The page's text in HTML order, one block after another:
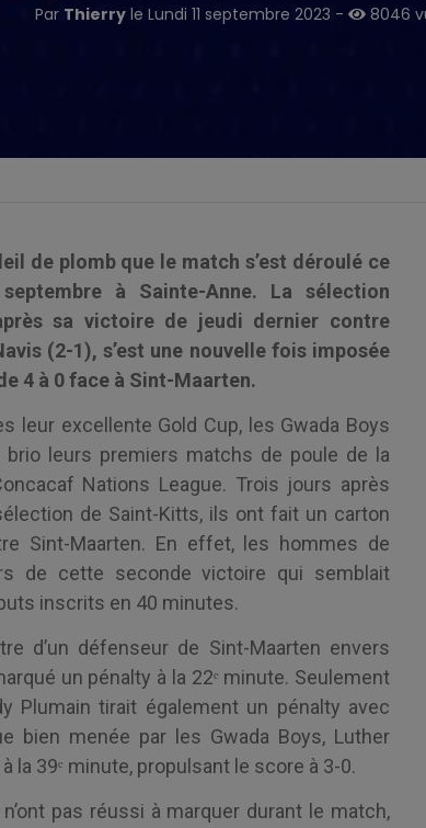
Par Thierry le Lundi 11 septembre 2023 - 8046
de plomb que le match s’est déroulé ce
à Sainte-Anne. La sélection
sa victoire de jeudi dernier contre
(2-1), s’est une nouvelle fois imposée
4 à 0 face à Sint-Maarten.
leur excellente Gold Cup, les Gwada Boys
brio leurs premiers matchs de poule de la
Nations League. Trois jours après
de Saint-Kitts, ils ont fait un carton
Sint-Maarten. En effet, les hommes de
de cette seconde victoire qui semblait
inscrits en 40 minutes.
d’un défenseur de Sint-Maarten envers
un pénalty à la 22ᵉ minute. Seulement
Plumain tirait également un pénalty avec
bien menée par les Gwada Boys, Luther
la 39ᵉ minute, propulsant le score à 3-0.
pas réussi à marquer durant le match,